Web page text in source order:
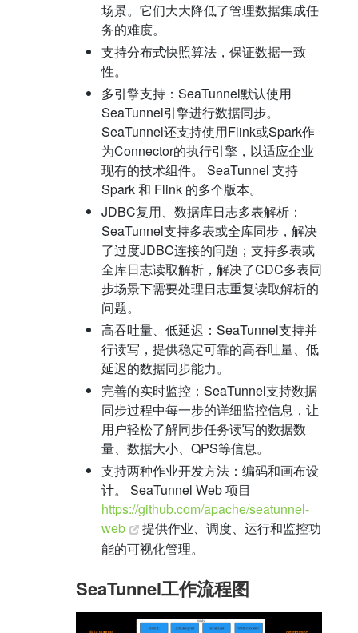
场景。它们大大降低了管理数据集成任
务的难度。
支持分布式快照算法，保证数据一致
性。
多引擎支持：SeaTunnel默认使用
SeaTunnel引擎进行数据同步。
SeaTunnel还支持使用Flink或Spark作
为Connector的执行引擎，以适应企业
现有的技术组件。 SeaTunnel 支持
Spark 和 Flink 的多个版本。
JDBC复用、数据库日志多表解析：
SeaTunnel支持多表或全库同步，解决
了过度JDBC连接的问题；支持多表或
全库日志读取解析，解决了CDC多表同
步场景下需要处理日志重复读取解析的
问题。
高吞吐量、低延迟：SeaTunnel支持并
行读写，提供稳定可靠的高吞吐量、低
延迟的数据同步能力。
完善的实时监控：SeaTunnel支持数据
同步过程中每一步的详细监控信息，让
用户轻松了解同步任务读写的数据数
量、数据大小、QPS等信息。
支持两种作业开发方法：编码和画布设
计。 SeaTunnel Web 项目
https://github.com/apache/seatunnel-
web
提供作业、调度、运行和监控功
能的可视化管理。
SeaTunnel工作流程图